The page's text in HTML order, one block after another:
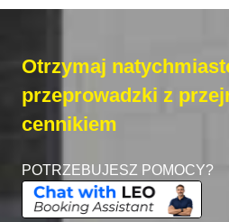
Otrzymaj
przeprowadzki z
cennikiem
POTRZEBUJESZ POMOCY?